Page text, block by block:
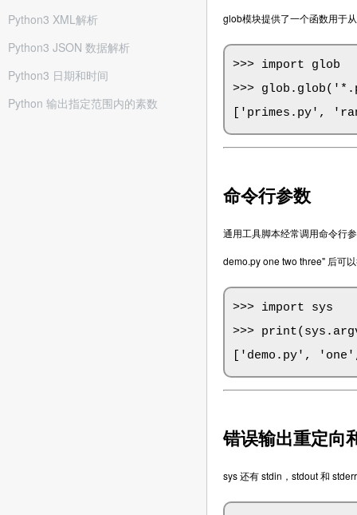
Python3 XML解析
Python3 JSON 数据解析
Python3 日期和时间
Python 输出指定范围内的素数
glob模块提供了一个函数用于
>>> import glob
>>>
['primes.py',
命令行参数
通用工具脚本经常调用命令行
demo.py one two three" 后可
>>> import sys
>>>
['demo.py',
错误输出重定向
sys 还有 stdin，stdout 和